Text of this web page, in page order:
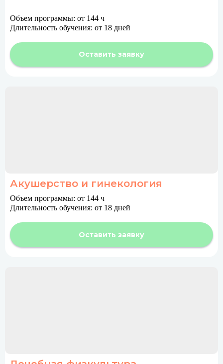
Объем программы: от 144 ч
Длительность обучения: от 18 дней
Оставить заявку
Акушерство и гинекология
Объем программы: от 144 ч
Длительность обучения: от 18 дней
Оставить заявку